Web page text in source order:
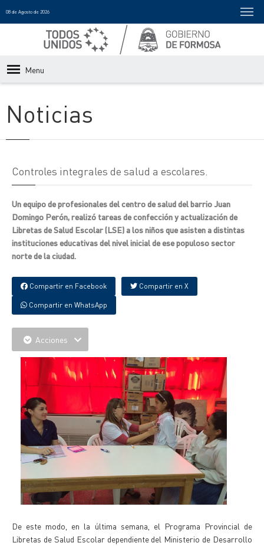
08 de Agosto de 2026
Menu
Noticias
Controles integrales de salud a escolares.
Un equipo de profesionales del centro de salud del barrio Juan
Domingo Perón, realizó tareas de confección y actualización de
Libretas de Salud Escolar (LSE) a los niños que asisten a distintas
instituciones educativas del nivel inicial de ese populoso sector
norte de la ciudad.
Compartir en Facebook Compartir en X
Compartir en WhatsApp
Acciones
De este modo, en la última semana, el Programa Provincial de
Libretas de Salud Escolar dependiente del Ministerio de Desarrollo